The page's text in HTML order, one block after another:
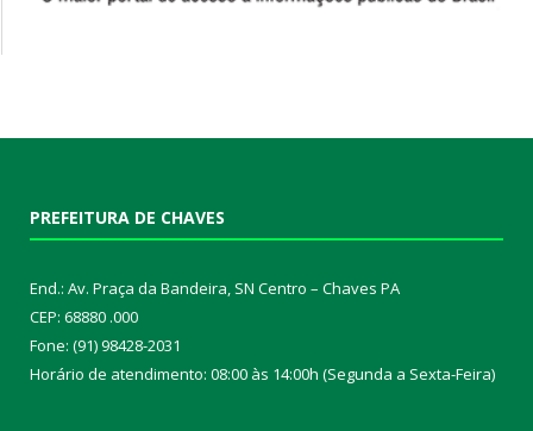
PREFEITURA DE CHAVES
End.: Av. Praça da Bandeira, SN Centro – Chaves PA
CEP: 68880 .000
Fone: (91) 98428-2031
Horário de atendimento: 08:00 às 14:00h (Segunda a Sexta-Feira)